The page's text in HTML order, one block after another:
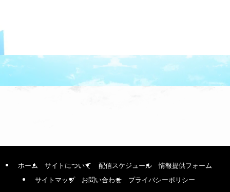
ホーム サイトについて 配信スケジュール
情報提供フォーム
サイトマップ
お問い合わせ プライバシーポリシー